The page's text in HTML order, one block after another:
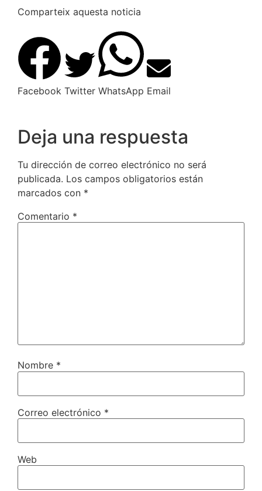
Comparteix aquesta noticia
Facebook Twitter WhatsApp Email
Deja una respuesta
Tu dirección de correo electrónico no será
publicada. Los campos obligatorios están
marcados con *
Comentario *
Nombre *
Correo electrónico *
Web